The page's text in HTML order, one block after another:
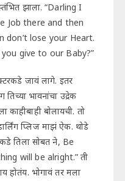
झाला. “Darling I
Job there and then
don’t lose your Heart.
give to our Baby?”
जावं लागे. इतर
तिच्या भावनांचा उद्रेक
काहीबाही बोलायची. तो
प्लिज माझं ऐक. थोडे
तिला सोबत ने, Be
will be alright.” ती
होतंय. भोगावं तर मला